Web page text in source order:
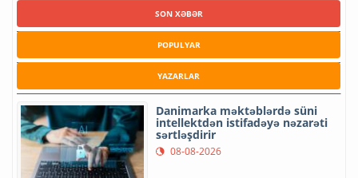
SON XƏBƏR
POPULYAR
YAZARLAR
Danimarka məktəblərdə süni
intellektdən istifadəyə nəzarəti
sərtləşdirir
08-08-2026